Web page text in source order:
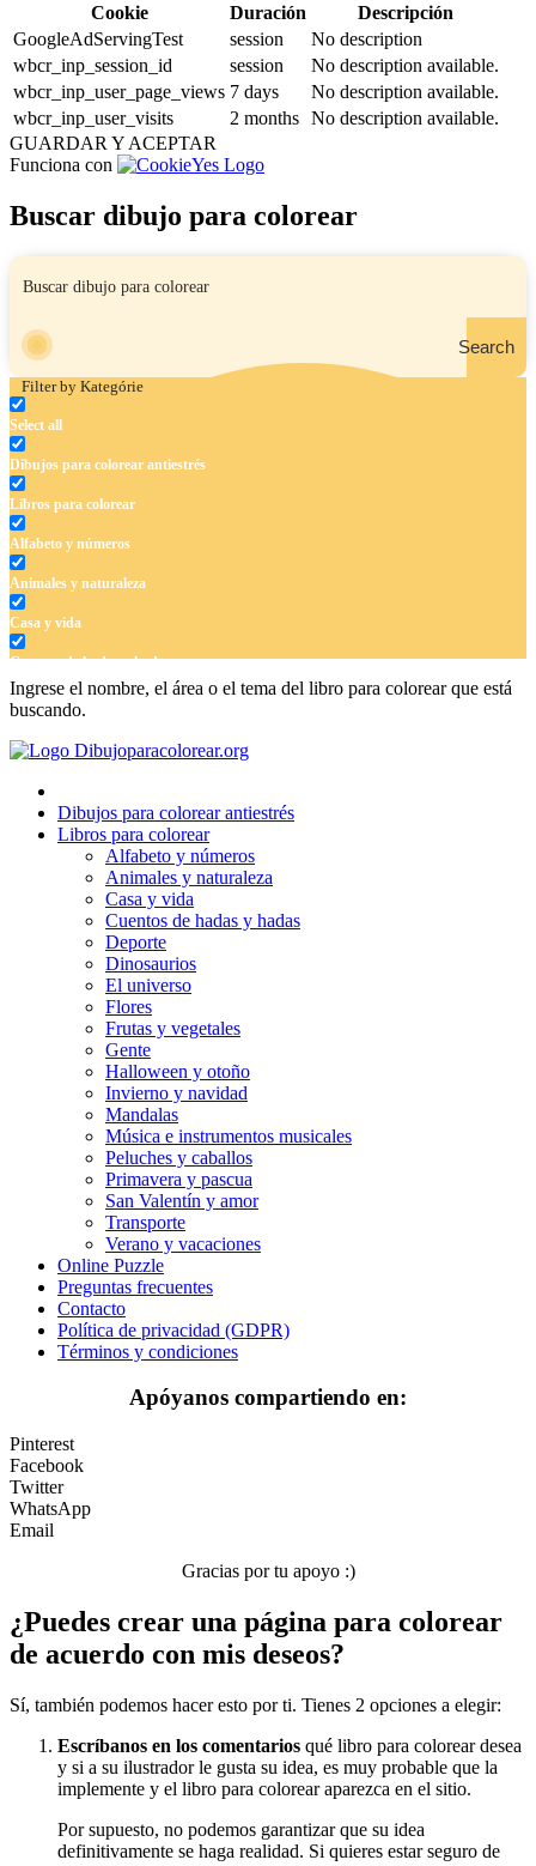
Cookie
Duración
Descripción
GoogleAdServingTest
session
No description
wbcr_inp_session_id
session
No description available.
wbcr_inp_user_page_views 7 days
No description available.
wbcr_inp_user_visits
2 months No description available.
GUARDAR Y ACEPTAR
Funciona con
Buscar dibujo para colorear
Search
Filter by Kategórie
Select all
Dibujos para colorear antiestrés
Libros para colorear
Alfabeto y números
Animales y naturaleza
Casa y vida
Cuentos de hadas y hadas
Deporte
Dinosaurios
Flores
Frutas y vegetales
Halloween y otoño
Invierno y navidad
Música e instrumentos musicales
Peluches y caballos
Primavera y pascua
San Valentín y amor
Verano y vacaciones
Libros para colorear para niños
Nezaradené
Ingrese el nombre, el área o el tema del libro para colorear que está
buscando.
Dibujos para colorear antiestrés
Libros para colorear
Alfabeto y números
Animales y naturaleza
Casa y vida
Cuentos de hadas y hadas
Deporte
Dinosaurios
El universo
Flores
Frutas y vegetales
Gente
Halloween y otoño
Invierno y navidad
Mandalas
Música e instrumentos musicales
Peluches y caballos
Primavera y pascua
San Valentín y amor
Transporte
Verano y vacaciones
Online Puzzle
Preguntas frecuentes
Contacto
Política de privacidad (GDPR)
Términos y condiciones
Apóyanos compartiendo en:
Pinterest
Facebook
Twitter
WhatsApp
Email
Gracias por tu apoyo :)
¿Puedes crear una página para colorear
de acuerdo con mis deseos?
Sí, también podemos hacer esto por ti. Tienes 2 opciones a elegir:
Escríbanos en los comentarios qué libro para colorear desea
y si a su ilustrador le gusta su idea, es muy probable que la
implemente y el libro para colorear aparezca en el sitio.
Por supuesto, no podemos garantizar que su idea
definitivamente se haga realidad. Si quieres estar seguro de